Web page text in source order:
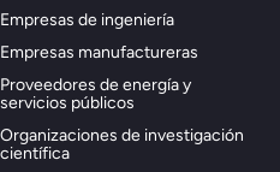
Empresas de ingeniería
Empresas manufactureras
Proveedores de energía y
servicios públicos
Organizaciones de investigación
científica